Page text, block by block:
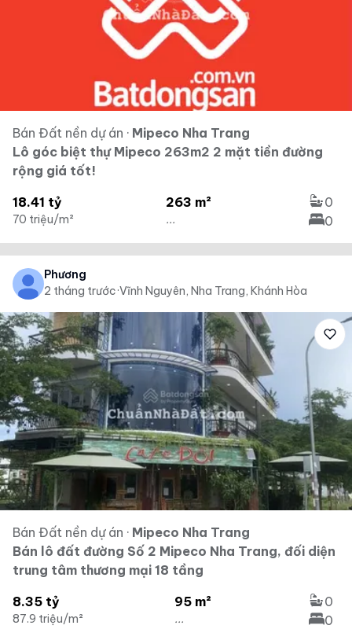
Bán Đất nền dự án · Mipeco Nha Trang
Lô góc biệt thự Mipeco 263m2 2 mặt tiền đường
rộng giá tốt!
18.41 tỷ
70 triệu/m²
263 m²
...
0
0
Phương
2 tháng trước·Vĩnh Nguyên, Nha Trang, Khánh Hòa
Bán Đất nền dự án · Mipeco Nha Trang
Bán lô đất đường Số 2 Mipeco Nha Trang, đối diện
trung tâm thương mại 18 tầng
8.35 tỷ
87.9 triệu/m²
95 m²
...
0
0